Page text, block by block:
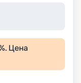
Цена